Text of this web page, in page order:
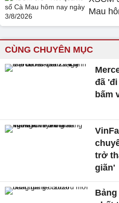
Mau
CÙNG CHUYÊN MỤC
đã
bấm
trở
giãn'